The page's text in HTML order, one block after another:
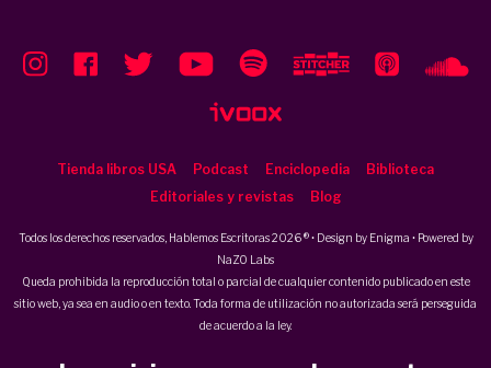
Tienda libros USA Podcast Enciclopedia
Biblioteca
Editoriales y revistas
Blog
Todos los derechos reservados, Hablemos Escritoras 2026 ® • Design by Enigma • Powered by
NaZO Labs
Queda prohibida la reproducción total o parcial de cualquier contenido publicado en este
sitio web, ya sea en audio o en texto. Toda forma de utilización no autorizada será perseguida
de acuerdo a la ley.